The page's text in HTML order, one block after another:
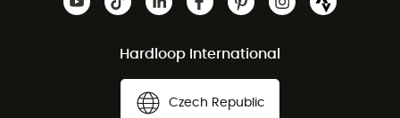
Hardloop International
Czech Republic